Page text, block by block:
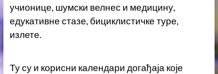
учионице, шумски велнес и медицину,
едукативне стазе, бициклистичке туре,
излете.
Ту су и корисни календари догађаја које